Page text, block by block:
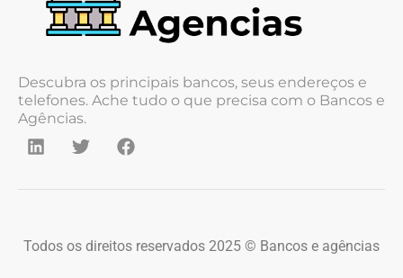
Descubra os principais bancos, seus endereços e
telefones. Ache tudo o que precisa com o Bancos e
Agências.
Todos os direitos reservados 2025 © Bancos e agências